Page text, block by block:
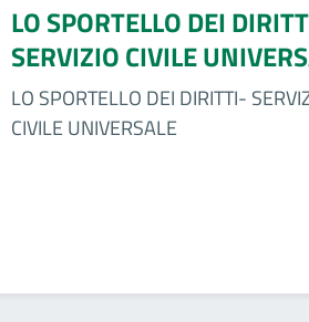
LO SPORTELLO DEI
SERVIZIO CIVILE
LO SPORTELLO DEI DIRITTI-
CIVILE UNIVERSALE